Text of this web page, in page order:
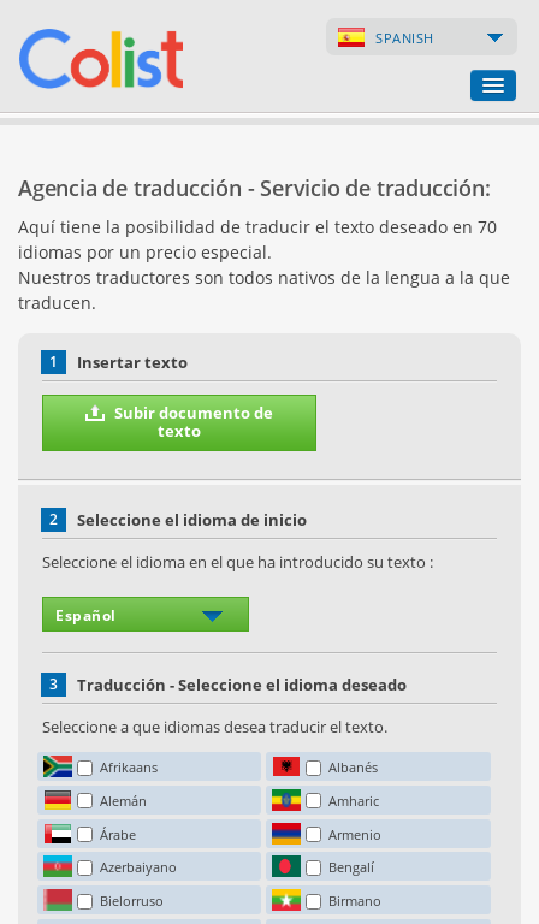
SPANISH
Índice de empresas
Páginas web
Tiendas en internet
Agencia de traducción - Servicio de traducción:
Aquí tiene la posibilidad de traducir el texto deseado en 70
idiomas por un precio especial.
Nuestros traductores son todos nativos de la lengua a la que
traducen.
1 Insertar texto
Subir documento de
texto
2
Seleccione el idioma de inicio
Seleccione el idioma en el que ha introducido su texto :
3
Traducción - Seleccione el idioma deseado
Seleccione a que idiomas desea traducir el texto.
Afrikaans
Albanés
Alemán
Amharic
Árabe
Armenio
Azerbaiyano
Bengalí
Bielorruso
Birmano